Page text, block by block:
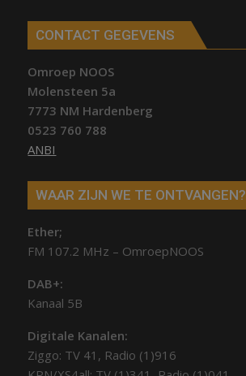
CONTACT GEGEVENS
Omroep NOOS
Molensteen 5a
7773 NM Hardenberg
0523 760 788
ANBI
WAAR ZIJN WE TE ONTVANGEN?
Ether;
FM 107.2 MHz – OmroepNOOS
DAB+:
Kanaal 5B
Digitale Kanalen:
Ziggo: TV 41, Radio (1)916